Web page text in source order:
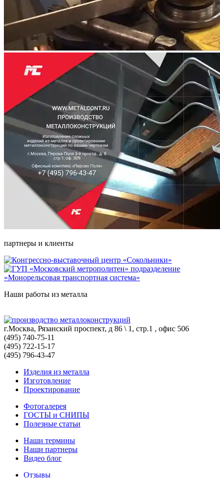
партнеры и клиенты
Наши работы из металла
г.Москва, Рязанский проспект, д 86 \ 1, стр.1 , офис 506
(495) 740-75-11
(495) 722-15-17
(495) 796-43-47
Изделия из металла
Изготовление
Проектирование
Фотогалерея
ГОСТЫ и СНИПЫ
Полезные статьи
Наши термины
Наши партнеры
Видео блог
Отзывы